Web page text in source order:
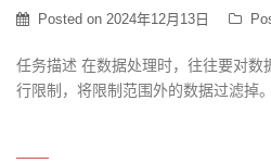
Posted on 2024年12月13日
任务描述 在数据处理时，往往要对数
行限制，将限制范围外的数据过滤掉